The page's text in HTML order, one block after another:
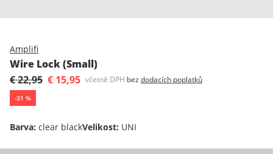
Amplifi
Wire Lock (Small)
€ 22,95 € 15,95 včetně DPH bez dodacích poplatků
-31 %
Barva: clear blackVelikost: UNI